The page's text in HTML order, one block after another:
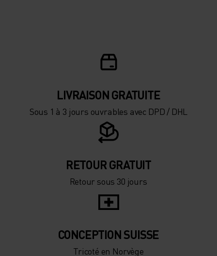
LIVRAISON GRATUITE
Sous 1 à 3 jours ouvrables avec DPD / DHL
RETOUR GRATUIT
Retour sous 30 jours
CONCEPTION SUISSE
Tricoté en Norvège